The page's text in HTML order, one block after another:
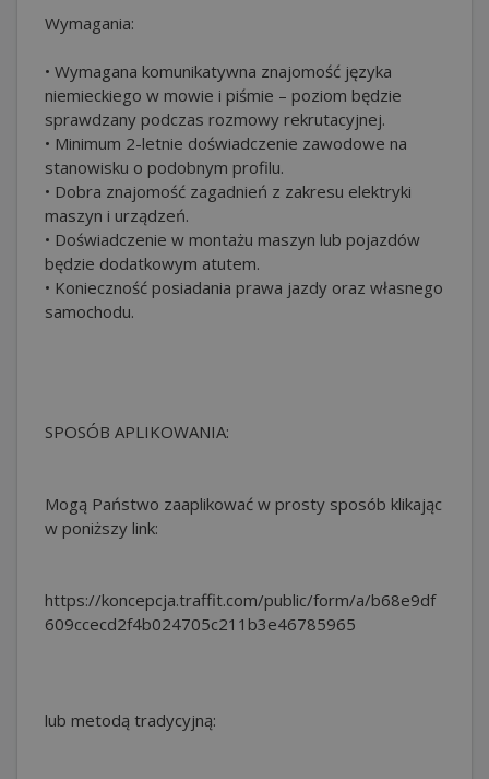
Wymagania:
• Wymagana komunikatywna znajomość języka
niemieckiego w mowie i piśmie – poziom będzie
sprawdzany podczas rozmowy rekrutacyjnej.
• Minimum 2-letnie doświadczenie zawodowe na
stanowisku o podobnym profilu.
• Dobra znajomość zagadnień z zakresu elektryki
maszyn i urządzeń.
• Doświadczenie w montażu maszyn lub pojazdów
będzie dodatkowym atutem.
• Konieczność posiadania prawa jazdy oraz własnego
samochodu.
SPOSÓB APLIKOWANIA:
Mogą Państwo zaaplikować w prosty sposób klikając
w poniższy link:
https://koncepcja.traffit.com/public/form/a/b68e9df
609ccecd2f4b024705c211b3e46785965
lub metodą tradycyjną: